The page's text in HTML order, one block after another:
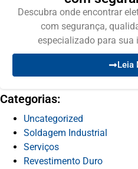
Descubra onde encontrar
com segurança,
especializado para sua
Leia
Categorias:
Uncategorized
Soldagem Industrial
Serviços
Revestimento Duro